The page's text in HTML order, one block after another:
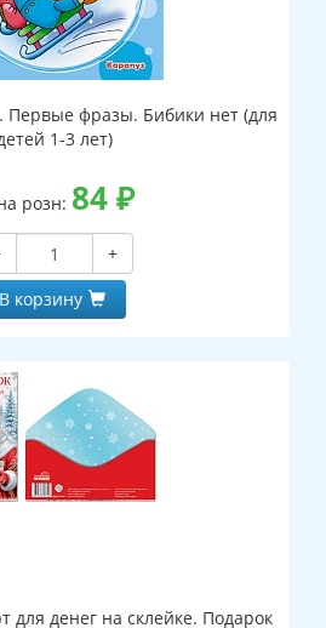
Первые фразы. Бибики нет (для
1-3 лет)
розн: 84₽
+
В корзину
для денег на склейке. Подарок